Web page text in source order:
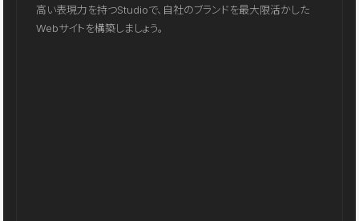
高い表現力を持つStudioで、自社のブランドを最大限活かした
Webサイトを構築しましょう。